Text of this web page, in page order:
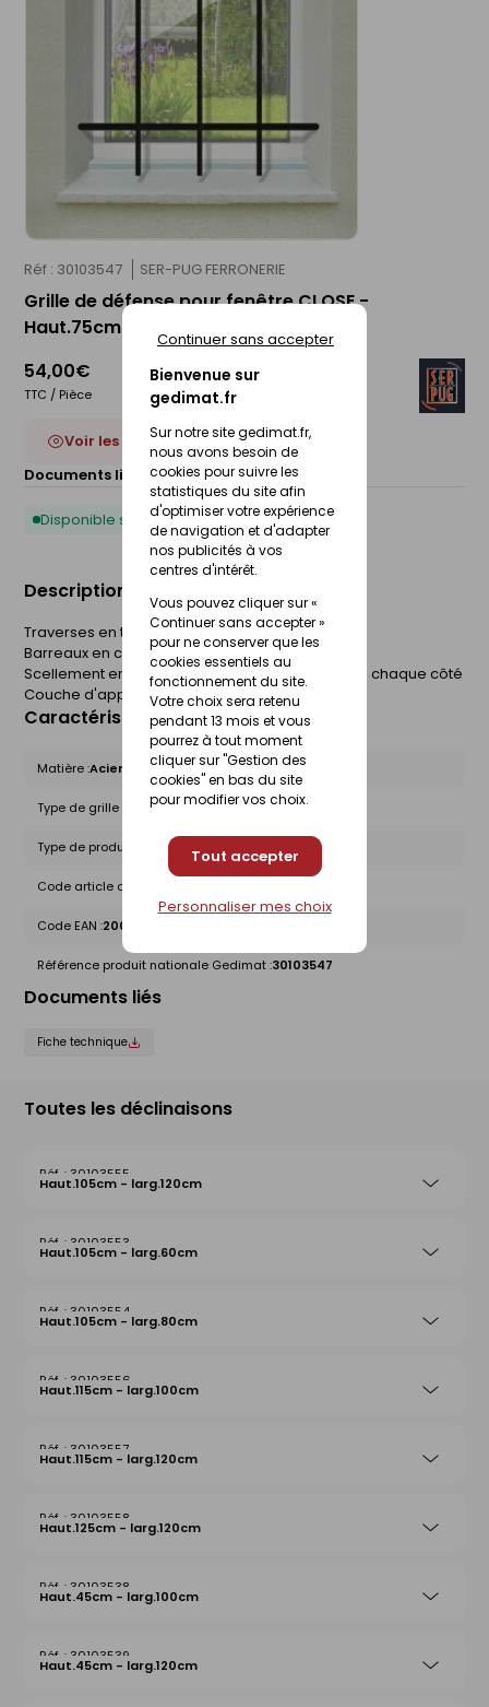
Bienvenue sur
gedimat.fr
Sur notre site gedimat.fr,
nous avons besoin de
cookies pour suivre les
statistiques du site afin
d'optimiser votre expérience
de navigation et d'adapter
nos publicités à vos
centres d'intérêt.
Vous pouvez cliquer sur «
Continuer sans accepter »
pour ne conserver que les
cookies essentiels au
fonctionnement du site.
Votre choix sera retenu
pendant 13 mois et vous
pourrez à tout moment
cliquer sur "Gestion des
cookies" en bas du site
pour modifier vos choix.
Tout accepter
Continuer sans accepter
Personnaliser mes choix
Réf : 30103547 SER-PUG FERRONERIE
Grille de défense pour fenêtre CLOSE -
Haut.75cm - larg.100cm
54,00€
TTC / Pièce
Voir les 24 déclinaisons
Documents liés :
Fiche technique
Disponible sous 10 jours
Description du produit
Traverses en tube carré 20x20x2mm
Barreaux en carré plein 12x12mm
Scellement entre tableau avec prise de 5 cm de chaque côté
Couche d'apprêt noir.
Caractéristiques du produit
Matière :Acier
Type de grille : Prête à poser
Type de produit : Grilles de défense
Code article chez le fournisseur :
Code EAN :2000058030040
Référence produit nationale Gedimat :30103547
Documents liés
Fiche technique
Toutes les déclinaisons
30103555
Haut.105cm - larg.120cm
30103553
Haut.105cm - larg.60cm
30103554
Haut.105cm - larg.80cm
30103556
Haut.115cm - larg.100cm
30103557
Haut.115cm - larg.120cm
30103558
Haut.125cm - larg.120cm
30103538
Haut.45cm - larg.100cm
30103539
Haut.45cm - larg.120cm